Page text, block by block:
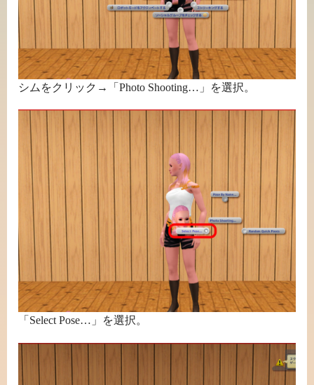
シムをクリック→「Photo Shooting…」を選択。
「Select Pose…」を選択。